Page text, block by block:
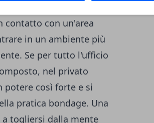
dai
contatto con un'area
in un ambiente più
Se per tutto l'ufficio
nel privato
così forte e si
pratica bondage. Una
togliersi dalla mente